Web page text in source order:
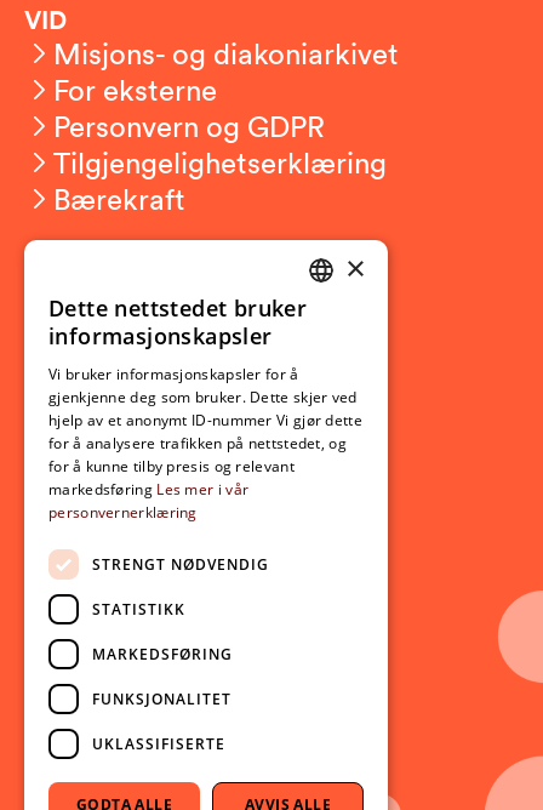
VID
Misjons- og diakoniarkivet
For eksterne
Personvern og GDPR
Tilgjengelighetserklæring
Bærekraft
Ny student
Utveksling
Opptak
Lov- og regelverk
Aktuelt
Nyheter
Arrangementer
Nyhetsbrev
Ledige stillinger
Følg oss på sosiale medier:
Facebook
Instagram
Youtube
NORWEGIAN
×
Dette nettstedet bruker
informasjonskapsler
Vi bruker informasjonskapsler for å
gjenkjenne deg som bruker. Dette skjer ved
hjelp av et anonymt ID-nummer Vi gjør dette
for å analysere trafikken på nettstedet, og
for å kunne tilby presis og relevant
markedsføring Les mer i vår
personvernerklæring
STRENGT NØDVENDIG
STATISTIKK
MARKEDSFØRING
FUNKSJONALITET
UKLASSIFISERTE
GODTA ALLE AVVIS ALLE